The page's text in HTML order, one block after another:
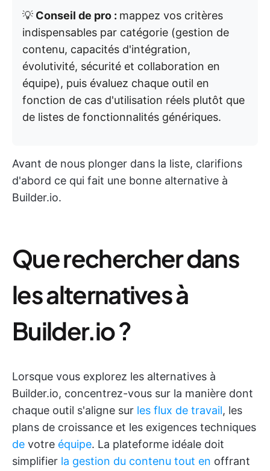
💡 Conseil de pro : mappez vos critères
indispensables par catégorie (gestion de
contenu, capacités d'intégration,
évolutivité, sécurité et collaboration en
équipe), puis évaluez chaque outil en
fonction de cas d'utilisation réels plutôt que
de listes de fonctionnalités génériques.
Avant de nous plonger dans la liste, clarifions
d'abord ce qui fait une bonne alternative à
Builder.io.
Que rechercher dans
les alternatives à
Builder.io ?
Lorsque vous explorez les alternatives à
Builder.io, concentrez-vous sur la manière dont
chaque outil s'aligne sur les flux de travail, les
plans de croissance et les exigences techniques
de votre équipe. La plateforme idéale doit
simplifier la gestion du contenu tout en offrant